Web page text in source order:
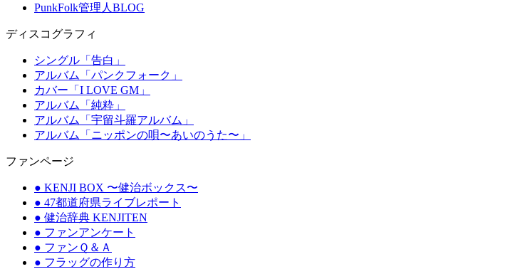
PunkFolk管理人BLOG
ディスコグラフィ
シングル「告白」
アルバム「パンクフォーク」
カバー「I LOVE GM」
アルバム「純粋」
アルバム「宇留斗羅アルバム」
アルバム「ニッポンの唄〜あいのうた〜」
ファンページ
● KENJI BOX 〜健治ボックス〜
● 47都道府県ライブレポート
● 健治辞典 KENJITEN
● ファンアンケート
● ファンＱ＆Ａ
● フラッグの作り方